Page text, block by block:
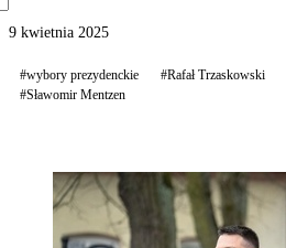
9 kwietnia 2025
#wybory prezydenckie #Rafał Trzaskowski
#Sławomir Mentzen